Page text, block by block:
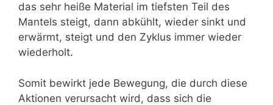
das sehr heiße Material im tiefsten Teil des
Mantels steigt, dann abkühlt, wieder sinkt und
erwärmt, steigt und den Zyklus immer wieder
wiederholt.
Somit bewirkt jede Bewegung, die durch diese
Aktionen verursacht wird, dass sich die